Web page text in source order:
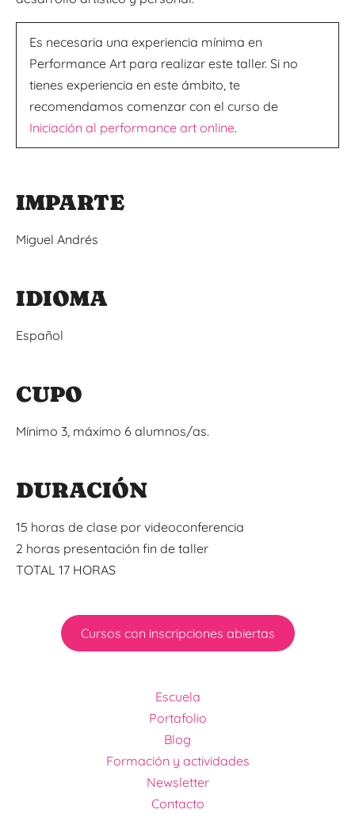
Es necesaria una experiencia mínima en
Performance Art para realizar este taller. Si no
tienes experiencia en este ámbito, te
recomendamos comenzar con el curso de
Iniciación al performance art online.
IMPARTE
Miguel Andrés
IDIOMA
Español
CUPO
Mínimo 3, máximo 6 alumnos/as.
DURACIÓN
15 horas de clase por videoconferencia
2 horas presentación fin de taller
TOTAL 17 HORAS
Cursos con inscripciones abiertas
Escuela
Portafolio
Blog
Formación y actividades
Newsletter
Contacto